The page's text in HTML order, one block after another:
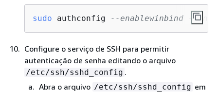
sudo authconfig --enablewinbind --
Configure o serviço de SSH para permitir
autenticação de senha editando o arquivo
/etc/ssh/sshd_config .
Abra o arquivo /etc/ssh/sshd_config em